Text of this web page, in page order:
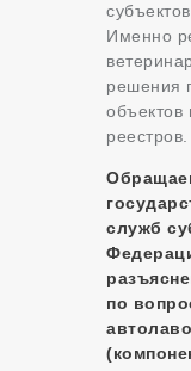
Именно
решения
объектов
реестров.
служб
по